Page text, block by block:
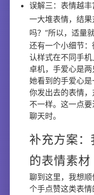
误解三：表情越
一大堆表情，结
吗？”所以，适量就
还有一个小细节
认样式在不同手
卓机，手爱心是两
她看到的手爱心
你发出去的表情
不一样。这一点
聊天时。
补充方案：
的表情素材
聊到这里，我想
个手点赞这类表